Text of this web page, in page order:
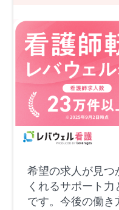
希望の求人が見つ
くれるサポート
です。今後の働き